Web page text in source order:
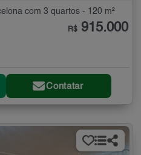
com 3 quartos - 120 m²
R$ 915.000
Contatar